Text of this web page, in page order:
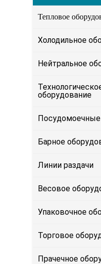
Тепловое
Холодильное
Нейтральное
оборудование
Барное
Линии раздачи
Весовое
Упаковочное
Торговое
Прачечное